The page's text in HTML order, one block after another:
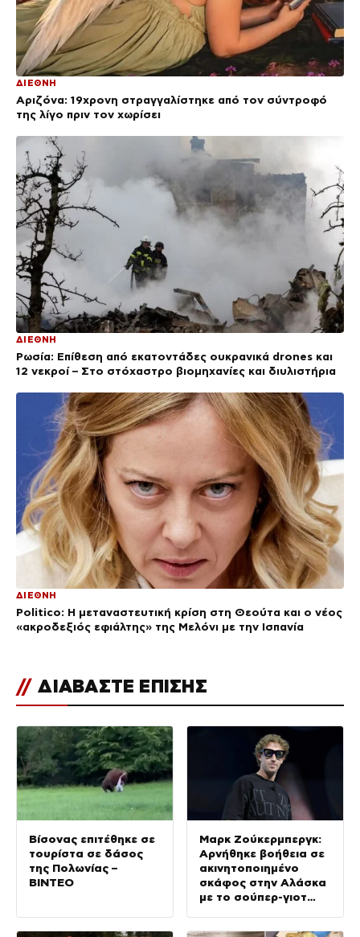
ΔΙΕΘΝΗ
Αριζόνα: 19χρονη στραγγαλίστηκε από τον σύντροφό
της λίγο πριν τον χωρίσει
ΔΙΕΘΝΗ
Ρωσία: Επίθεση από εκατοντάδες ουκρανικά drones και
12 νεκροί – Στο στόχαστρο βιομηχανίες και διυλιστήρια
ΔΙΕΘΝΗ
Politico: Η μεταναστευτική κρίση στη Θεούτα και ο νέος
«ακροδεξιός εφιάλτης» της Μελόνι με την Ισπανία
// ΔΙΑΒΑΣΤΕ ΕΠΙΣΗΣ
Βίσονας επιτέθηκε σε
τουρίστα σε δάσος
της Πολωνίας –
ΒΙΝΤΕΟ
Μαρκ Ζούκερμπεργκ:
Αρνήθηκε βοήθεια σε
ακινητοποιημένο
σκάφος στην Αλάσκα
με το σούπερ-γιοτ